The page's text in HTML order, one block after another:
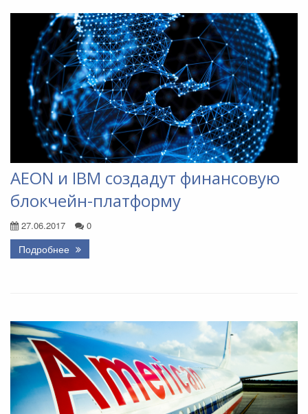
AEON и IBM создадут финансовую
блокчейн-платформу
27.06.2017 0
Подробнее